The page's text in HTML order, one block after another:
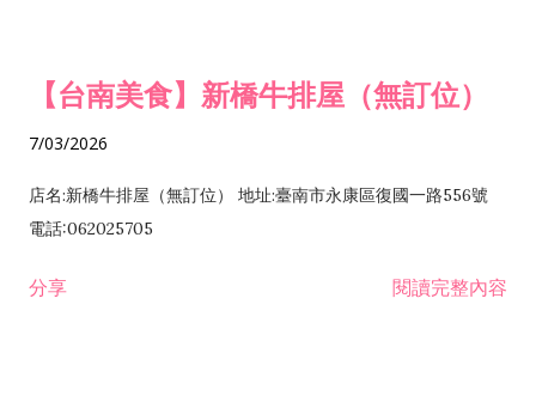
【台南美食】新橋牛排屋（無訂位）
7/03/2026
店名:新橋牛排屋（無訂位） 地址:臺南市永康區復國一路556號
電話:062025705
分享 閱讀完整內容